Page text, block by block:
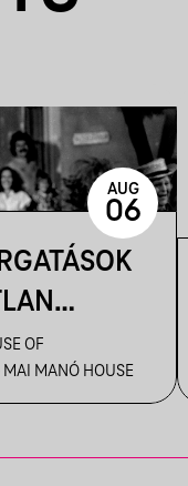
– KENDE
CÍMŰ
OF
MANÓ HOUSE
AUG
06